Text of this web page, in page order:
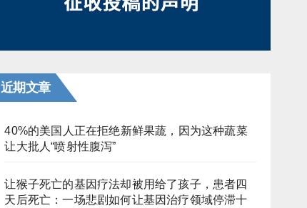
近期文章
40%的美国人正在拒绝新鲜果蔬，因为这种蔬菜
让大批人“喷射性腹泻”
让猴子死亡的基因疗法却被用给了孩子，患者四
天后死亡：一场悲剧如何让基因治疗领域停滞十